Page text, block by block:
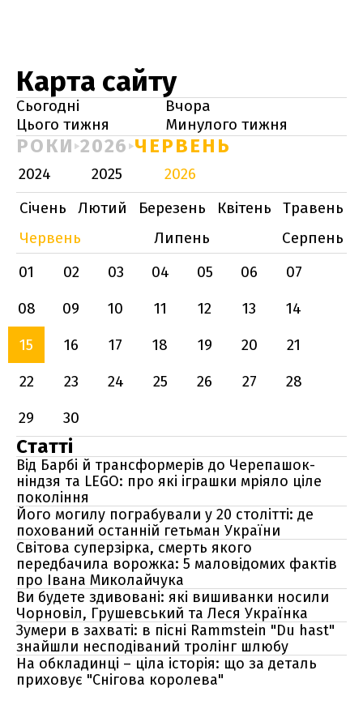
Карта сайту
Сьогодні
Вчора
Цього тижня
Минулого тижня
РОКИ 2026 ЧЕРВЕНЬ
2024 2025
2026
Січень
Лютий Березень Квітень
Травень
Червень
Липень
Серпень
01
02 03 04 05 06
07
08
09 10 11 12 13
14
15
16 17 18 19 20
21
22
23 24 25 26 27
28
29
30
Статті
Від Барбі й трансформерів до Черепашок-
ніндзя та LEGO: про які іграшки мріяло ціле
покоління
Його могилу пограбували у 20 столітті: де
похований останній гетьман України
Світова суперзірка, смерть якого
передбачила ворожка: 5 маловідомих фактів
про Івана Миколайчука
Ви будете здивовані: які вишиванки носили
Чорновіл, Грушевський та Леся Українка
Зумери в захваті: в пісні Rammstein "Du hast"
знайшли несподіваний тролінг шлюбу
На обкладинці – ціла історія: що за деталь
приховує "Снігова королева"